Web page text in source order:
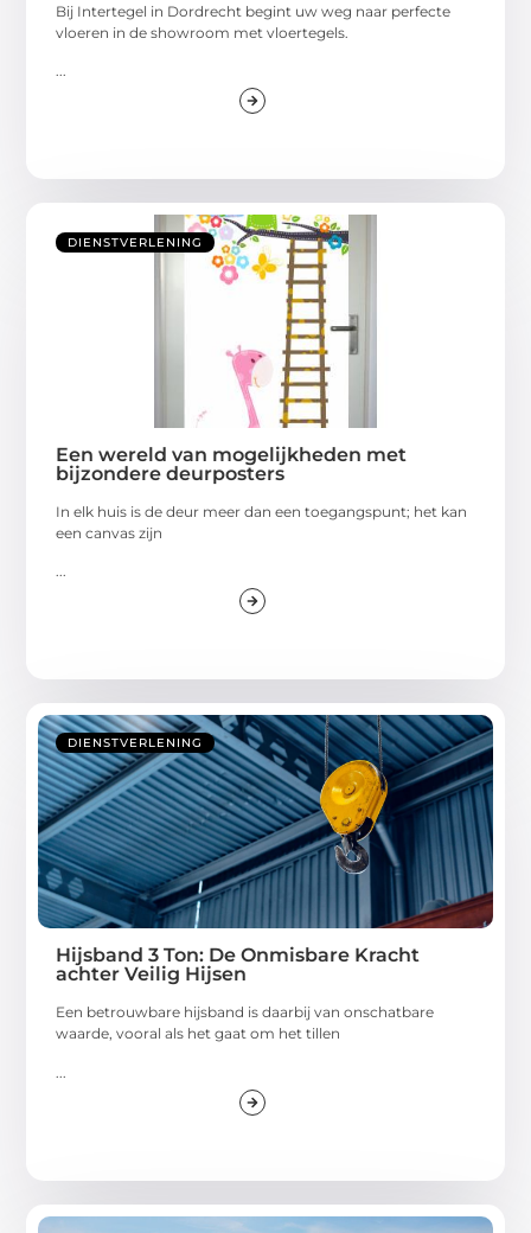
Bij Intertegel in Dordrecht begint uw weg naar perfecte
vloeren in de showroom met vloertegels.
DIENSTVERLENING
Een wereld van mogelijkheden met
bijzondere deurposters
In elk huis is de deur meer dan een toegangspunt; het kan
een canvas zijn
...
DIENSTVERLENING
Hijsband 3 Ton: De Onmisbare Kracht
achter Veilig Hijsen
Een betrouwbare hijsband is daarbij van onschatbare
waarde, vooral als het gaat om het tillen